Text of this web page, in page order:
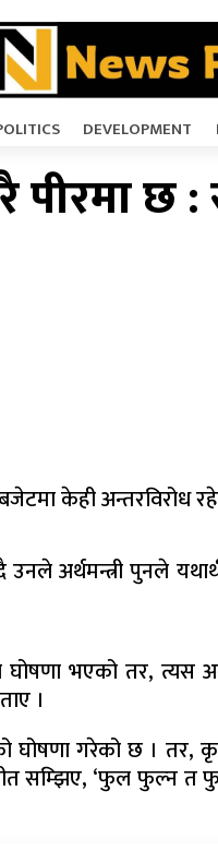
DEVELOPMENT
पीरमा छ
केही अन्तरविरोध
अर्थमन्त्री पुनले
भएको तर, त्यस
।
घोषणा गरेको छ । तर,
सम्झिए, ‘फुल फुल्न त